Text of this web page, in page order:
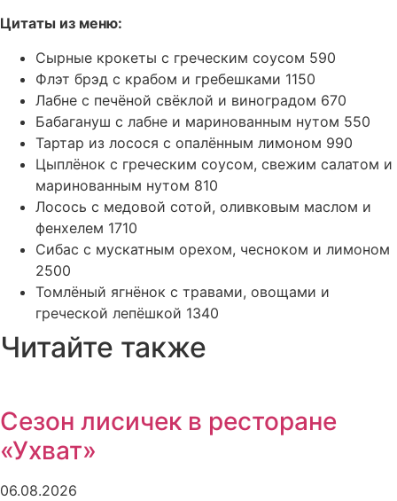
Цитаты из меню:
Сырные крокеты с греческим соусом 590
Флэт брэд с крабом и гребешками 1150
Лабне с печёной свёклой и виноградом 670
Бабагануш с лабне и маринованным нутом 550
Тартар из лосося с опалённым лимоном 990
Цыплёнок с греческим соусом, свежим салатом и
маринованным нутом 810
Лосось с медовой сотой, оливковым маслом и
фенхелем 1710
Сибас с мускатным орехом, чесноком и лимоном
2500
Томлёный ягнёнок с травами, овощами и
греческой лепёшкой 1340
Читайте также
Сезон лисичек в ресторане
«Ухват»
06.08.2026